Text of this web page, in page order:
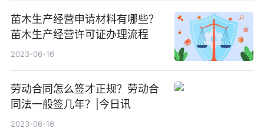
苗木生产经营申请材料有哪些？
苗木生产经营许可证办理流程
2023-06-16
劳动合同怎么签才正规？劳动合
同法一般签几年？|今日讯
2023-06-16